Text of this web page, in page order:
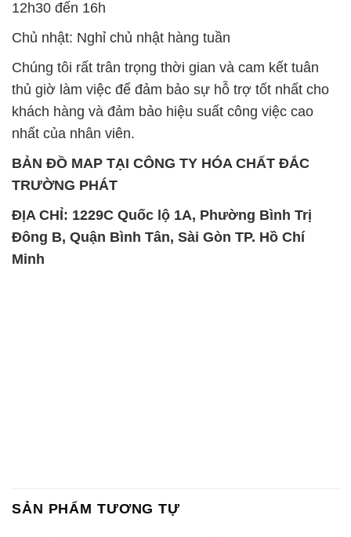
SẢN PHẨM TƯƠNG TỰ